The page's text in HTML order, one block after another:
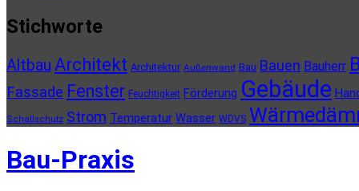
Stichworte
Altbau Architekt Architektur Außenwand Bau Bauen Bauherr
Fassade Fenster Feuchtigkeit Förderung Gebäude
Schallschutz Strom Temperatur Wasser WDVS
Bau-Praxis